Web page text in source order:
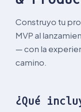
Construyo tu
MVP al
— con la
camino.
¿Qué